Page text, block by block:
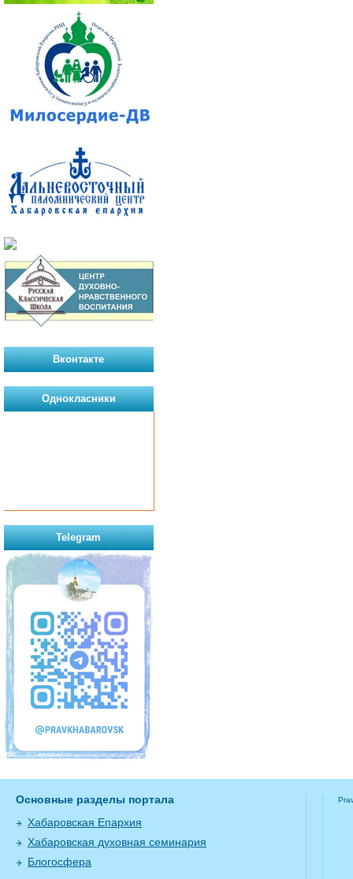
Вконтакте
Однокласники
Telegram
Основные разделы портала
Хабаровская Епархия
Хабаровская духовная семинария
Блогосфера